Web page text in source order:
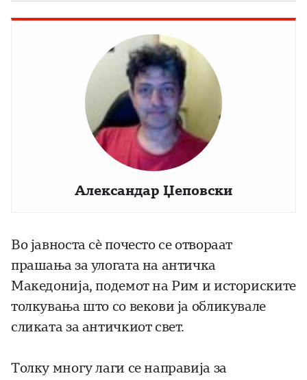
Александар Џеповски
Во јавноста сè почесто се отвораат
прашања за улогата на античка
Македонија, подемот на Рим и историските
толкувања што со векови ја обликувале
сликата за античкиот свет.
Толку многу лаги се направија за